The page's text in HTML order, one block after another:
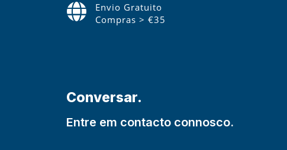
Envio Gratuito
Compras > €35
Conversar.
Entre em contacto connosco.